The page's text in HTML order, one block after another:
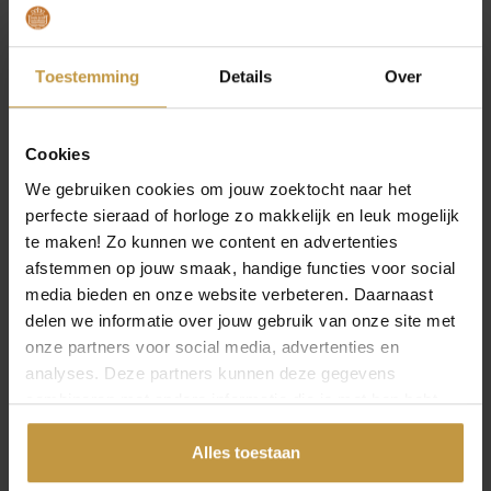
Toestemming Details Over
Cookies
We gebruiken cookies om jouw zoektocht naar het
perfecte sieraad of horloge zo makkelijk en leuk mogelijk
te maken! Zo kunnen we content en advertenties
afstemmen op jouw smaak, handige functies voor social
media bieden en onze website verbeteren. Daarnaast
delen we informatie over jouw gebruik van onze site met
onze partners voor social media, advertenties en
analyses. Deze partners kunnen deze gegevens
combineren met andere informatie die je met hen hebt
gedeeld of die ze hebben verzameld via jouw gebruik van
Alles toestaan
OORKNOPPEN
GESCRATCHT 13.28406
Direct leverbaar, 1
werkdag
OORKNOPPEN
GESCRATCHT 13.24862
Direct leverbaar, 1
werkdag